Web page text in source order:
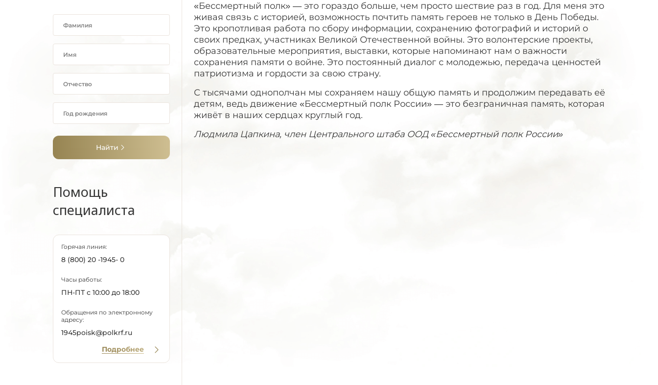
Найти
Помощь
специалиста
Горячая линия:
8 (800) 20 -1945- 0
Часы работы:
ПН-ПТ с 10:00 до 18:00
Обращения по электронному
адресу:
1945poisk@polkrf.ru
Подробнее
«Бессмертный полк» — это гораздо больше, чем просто шествие раз в год. Для меня это
живая связь с историей, возможность почтить память героев не только в День Победы.
Это кропотливая работа по сбору информации, сохранению фотографий и историй о
своих предках, участниках Великой Отечественной войны. Это волонтерские проекты,
образовательные мероприятия, выставки, которые напоминают нам о важности
сохранения памяти о войне. Это постоянный диалог с молодежью, передача ценностей
патриотизма и гордости за свою страну.
С тысячами однополчан мы сохраняем нашу общую память и продолжим передавать её
детям, ведь движение «Бессмертный полк России» — это безграничная память, которая
живёт в наших сердцах круглый год.
Людмила Цапкина, член Центрального штаба ООД «Бессмертный полк России»